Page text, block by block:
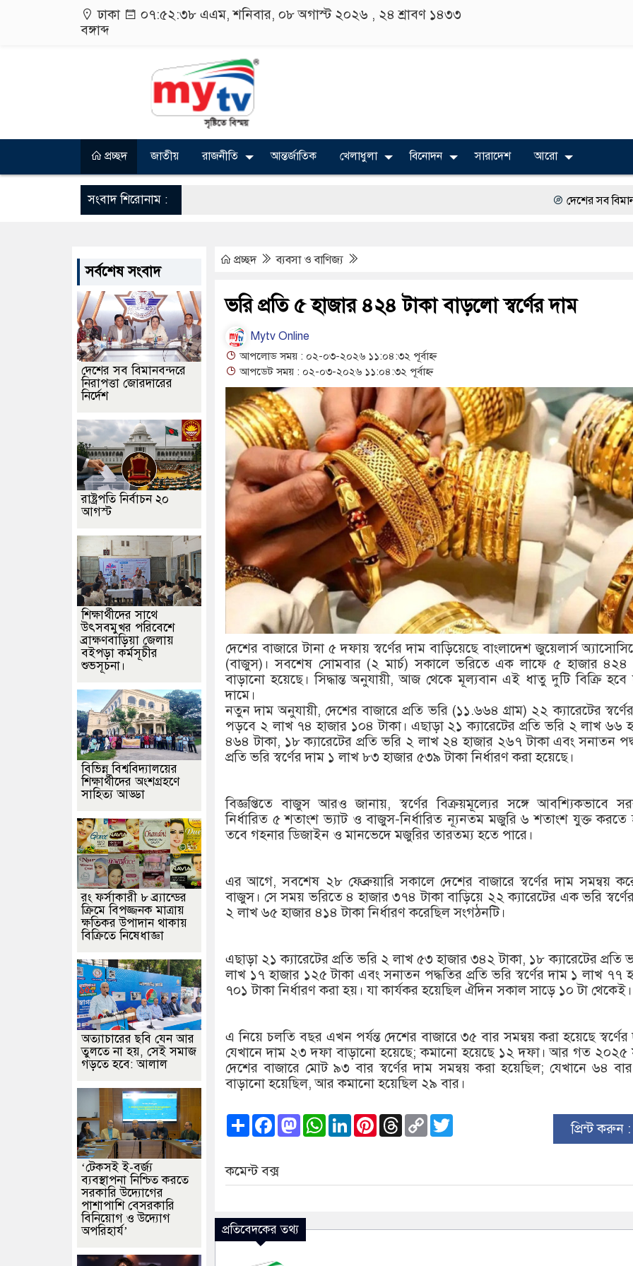
ঢাকা ০৭:৫২:৩৮ এএম, শনিবার, ০৮ অগাস্ট ২০২৬ , ২৪ শ্রাবণ ১৪৩৩
বঙ্গাব্দ
প্রচ্ছদ জাতীয় রাজনীতি আন্তর্জাতিক খেলাধুলা বিনোদন সারাদেশ আরো
সংবাদ শিরোনাম : দেশের সব বিমানবন্দরে
অত্যাচারের ছবি যেন আর
সারজিস-পাটোয়ারীসহ ১০
‘স্কুটি নাকি গোল্ড?’
১৫২২ পুলিশ সদস্যকে
সার্ককে আরও গতিশীল করতে
প্রধানমন্ত্রীর সঙ্গে নবনিযুক্ত
জামায়াত ফেরেশতাদের দল
প্রচ্ছদ ব্যবসা ও বাণিজ্য
ভরি প্রতি ৫ হাজার ৪২৪ টাকা বাড়লো স্বর্ণের দাম
Mytv Online
আপলোড সময় : ০২-০৩-২০২৬ ১১:০৪:৩২ পূর্বাহ্ন
আপডেট সময় : ০২-০৩-২০২৬ ১১:০৪:৩২ পূর্বাহ্ন
দেশের বাজারে টানা ৫ দফায় স্বর্ণের দাম বাড়িয়েছে বাংলাদেশ জুয়েলার্স
(বাজুস)। সবশেষ সোমবার (২ মার্চ) সকালে ভরিতে এক লাফে ৫ হাজার ৪২৪
বাড়ানো হয়েছে। সিদ্ধান্ত অনুযায়ী, আজ থেকে মূল্যবান এই ধাতু দুটি বিক্রি
দামে।
নতুন দাম অনুযায়ী, দেশের বাজারে প্রতি ভরি (১১.৬৬৪ গ্রাম) ২২ ক্যারেটের
পড়বে ২ লাখ ৭৪ হাজার ১০৪ টাকা। এছাড়া ২১ ক্যারেটের প্রতি ভরি ২ লাখ ৬৬
৪৬৪ টাকা, ১৮ ক্যারেটের প্রতি ভরি ২ লাখ ২৪ হাজার ২৬৭ টাকা এবং সনাতন
প্রতি ভরি স্বর্ণের দাম ১ লাখ ৮৩ হাজার ৫৩৯ টাকা নির্ধারণ করা হয়েছে।
বিজ্ঞপ্তিতে বাজুস আরও জানায়, স্বর্ণের বিক্রয়মূল্যের সঙ্গে আবশ্যিকভাবে
নির্ধারিত ৫ শতাংশ ভ্যাট ও বাজুস-নির্ধারিত ন্যূনতম মজুরি ৬ শতাংশ যুক্ত করতে
তবে গহনার ডিজাইন ও মানভেদে মজুরির তারতম্য হতে পারে।
এর আগে, সবশেষ ২৮ ফেব্রুয়ারি সকালে দেশের বাজারে স্বর্ণের দাম সমন্বয়
বাজুস। সে সময় ভরিতে ৪ হাজার ৩৭৪ টাকা বাড়িয়ে ২২ ক্যারেটের এক ভরি
২ লাখ ৬৫ হাজার ৪১৪ টাকা নির্ধারণ করেছিল সংগঠনটি।
এছাড়া ২১ ক্যারেটের প্রতি ভরি ২ লাখ ৫৩ হাজার ৩৪২ টাকা, ১৮ ক্যারেটের প্রতি
লাখ ১৭ হাজার ১২৫ টাকা এবং সনাতন পদ্ধতির প্রতি ভরি স্বর্ণের দাম ১ লাখ ৭৭
৭০১ টাকা নির্ধারণ করা হয়। যা কার্যকর হয়েছিল ঐদিন সকাল সাড়ে ১০ টা থেকেই।
এ নিয়ে চলতি বছর এখন পর্যন্ত দেশের বাজারে ৩৫ বার সমন্বয় করা হয়েছে স্বর্ণের
যেখানে দাম ২৩ দফা বাড়ানো হয়েছে; কমানো হয়েছে ১২ দফা। আর গত ২০২৫
দেশের বাজারে মোট ৯৩ বার স্বর্ণের দাম সমন্বয় করা হয়েছিল; যেখানে ৬৪
বাড়ানো হয়েছিল, আর কমানো হয়েছিল ২৯ বার।
ShareFacebook
Mastodon
WhatsApp
LinkedInPinterest
Threads
Copy
Link প্রিন্ট করুন :
কমেন্ট বক্স
প্রতিবেদকের তথ্য
সর্বশেষ সংবাদ
দেশের সব বিমানবন্দরে
নিরাপত্তা জোরদারের
নির্দেশ
রাষ্ট্রপতি নির্বাচন ২০
আগস্ট
শিক্ষার্থীদের সাথে
উৎসবমুখর পরিবেশে
ব্রাক্ষণবাড়িয়া জেলায়
বইপড়া কর্মসূচীর
শুভসূচনা।
বিভিন্ন বিশ্ববিদ্যালয়ের
শিক্ষার্থীদের অংশগ্রহণে
সাহিত্য আড্ডা
রং ফর্সাকারী ৮ ব্র্যান্ডের
ক্রিমে বিপজ্জনক মাত্রায়
ক্ষতিকর উপাদান থাকায়
বিক্রিতে নিষেধাজ্ঞা
অত্যাচারের ছবি যেন আর
তুলতে না হয়, সেই সমাজ
গড়তে হবে: আলাল
‘টেকসই ই-বর্জ্য
ব্যবস্থাপনা নিশ্চিত করতে
সরকারি উদ্যোগের
পাশাপাশি বেসরকারি
বিনিয়োগ ও উদ্যোগ
অপরিহার্য’